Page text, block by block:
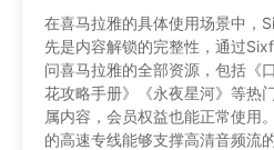
在喜马拉雅的具体使用场景中，
先是内容解锁的完整性，通过
问喜马拉雅的全部资源，包括《
花攻略手册》《永夜星河》等热
属内容，会员权益也能正常使用
的高速专线能够支撑高清音频流